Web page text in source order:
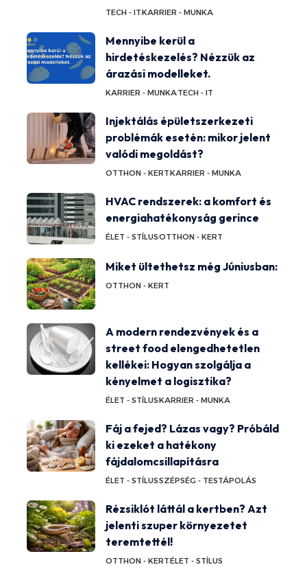
TECH - ITKARRIER - MUNKA
Mennyibe kerül a
hirdetéskezelés? Nézzük az
árazási modelleket.
KARRIER - MUNKATECH - IT
Injektálás épületszerkezeti
problémák esetén: mikor jelent
valódi megoldást?
OTTHON - KERTKARRIER - MUNKA
HVAC rendszerek: a komfort és
energiahatékonyság gerince
ÉLET - STÍLUSOTTHON - KERT
Miket ültethetsz még Júniusban:
OTTHON - KERT
A modern rendezvények és a
street food elengedhetetlen
kellékei: Hogyan szolgálja a
kényelmet a logisztika?
ÉLET - STÍLUSKARRIER - MUNKA
Fáj a fejed? Lázas vagy? Próbáld
ki ezeket a hatékony
fájdalomcsillapításra
ÉLET - STÍLUSSZÉPSÉG - TESTÁPOLÁS
Rézsiklót láttál a kertben? Azt
jelenti szuper környezetet
teremtettél!
OTTHON - KERTÉLET - STÍLUS